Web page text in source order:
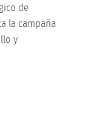
de
la campaña
y